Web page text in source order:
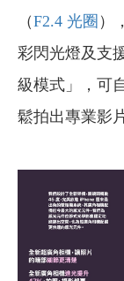
（F2.4 光圈 ）
彩閃光燈及支
級模式」，可
鬆拍出專業影片